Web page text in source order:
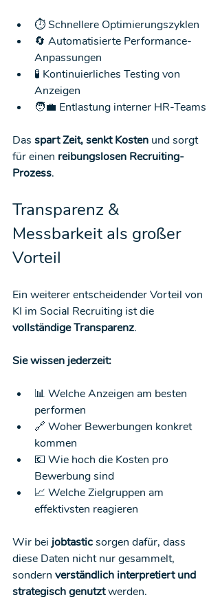
⏱️ Schnellere Optimierungszyklen
🔄 Automatisierte Performance-
Anpassungen
🧪 Kontinuierliches Testing von
Anzeigen
🧑‍💼 Entlastung interner HR-Teams
Das spart Zeit, senkt Kosten und sorgt
für einen reibungslosen Recruiting-
Prozess.
Transparenz &
Messbarkeit als großer
Vorteil
Ein weiterer entscheidender Vorteil von
KI im Social Recruiting ist die
vollständige Transparenz.
Sie wissen jederzeit:
📊 Welche Anzeigen am besten
performen
🔗 Woher Bewerbungen konkret
kommen
💶 Wie hoch die Kosten pro
Bewerbung sind
📈 Welche Zielgruppen am
effektivsten reagieren
Wir bei jobtastic sorgen dafür, dass
diese Daten nicht nur gesammelt,
sondern verständlich interpretiert und
strategisch genutzt werden.